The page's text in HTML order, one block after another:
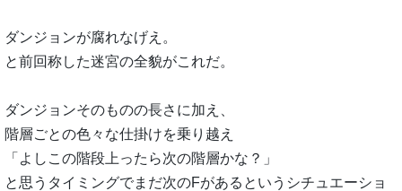
ダンジョンが腐れなげえ。
と前回称した迷宮の全貌がこれだ。
ダンジョンそのものの長さに加え、
階層ごとの色々な仕掛けを乗り越え
「よしこの階段上ったら次の階層かな？」
と思うタイミングでまだ次のFがあるというシチュエーショ